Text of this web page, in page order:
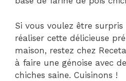
Si vous voulez être
réaliser cette délicieuse
maison, restez chez
à faire une génoise avec
chiches saine. Cuisinons !